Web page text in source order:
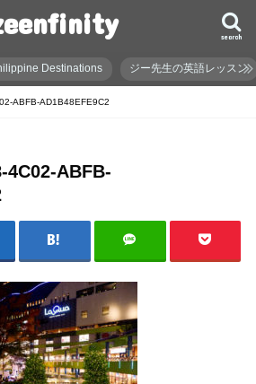
search
Destinations ジー先生の英語レッスン
ABFB-AD1B48EFE9C2
4C02-ABFB-